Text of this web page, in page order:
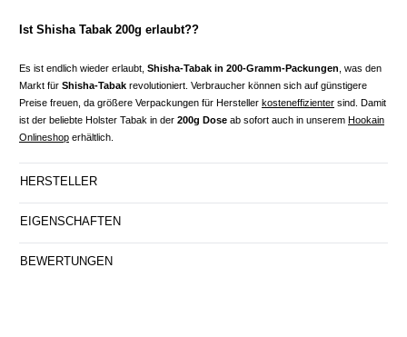
Ist Shisha Tabak 200g erlaubt??
Es ist endlich wieder erlaubt, Shisha-Tabak in 200-Gramm-Packungen , was den
Markt für Shisha-Tabak revolutioniert. Verbraucher können sich auf günstigere
Preise freuen, da größere Verpackungen für Hersteller kosteneffizienter sind. Damit
ist der beliebte Holster Tabak in der 200g Dose ab sofort auch in unserem Hookain
Onlineshop erhältlich.
HERSTELLER
EIGENSCHAFTEN
BEWERTUNGEN